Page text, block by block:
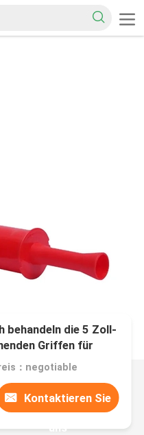
behandeln die 5 Zoll-
Griffen für
：negotiable
Kontaktieren Sie
uns